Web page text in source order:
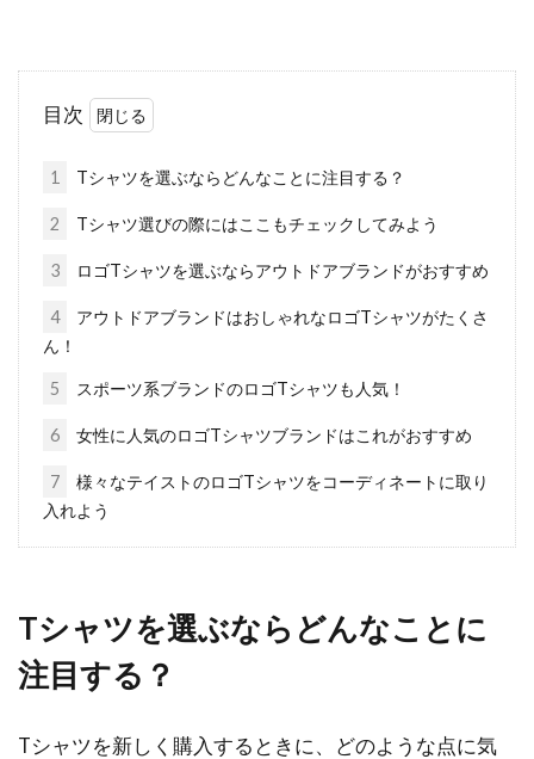
最近の流行りとして、身軽で動きやすいダウン
人気のコートブランドが知りたい！
レディースコート特集
えば「コート...
分けて足元をおしゃれに！
ね。その中でも代表的なものが、レギンスやタ
目次
1 Tシャツを選ぶならどんなことに注目する？
2 Tシャツ選びの際にはここもチェックしてみよう
3 ロゴTシャツを選ぶならアウトドアブランドがおすすめ
4
アウトドアブランドはおしゃれなロゴTシャツがたくさ
ん！
5 スポーツ系ブランドのロゴTシャツも人気！
6 女性に人気のロゴTシャツブランドはこれがおすすめ
7
様々なテイストのロゴTシャツをコーディネートに取り
入れよう
Tシャツを選ぶならどんなことに
注目する？
Tシャツを新しく購入するときに、どのような点に気